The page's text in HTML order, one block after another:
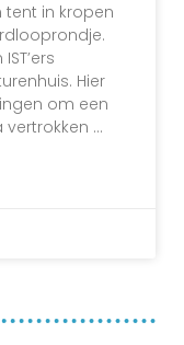
tent in kropen
Hier
om een
…